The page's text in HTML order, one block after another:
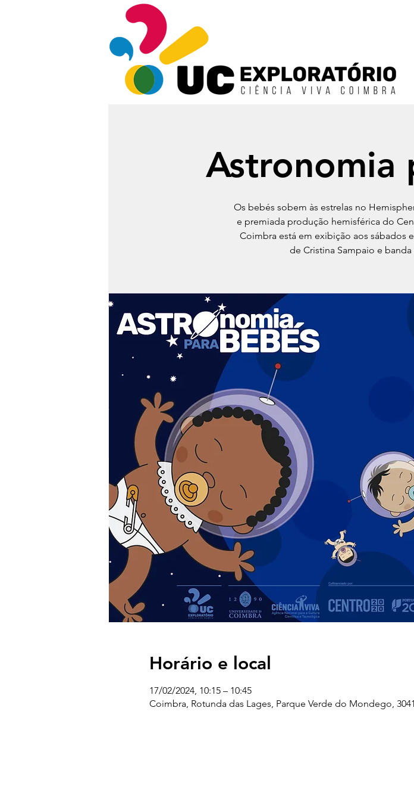
Astronomia
Os bebés sobem às estrelas no
e premiada produção hemisférica do
Coimbra está em exibição aos sábados
de Cristina Sampaio e
Horário e local
17/02/2024, 10:15 – 10:45
Coimbra, Rotunda das Lages, Parque Verde do Mondego,